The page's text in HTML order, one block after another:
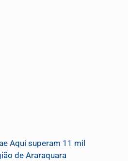
Aqui superam 11 mil
de Araraquara